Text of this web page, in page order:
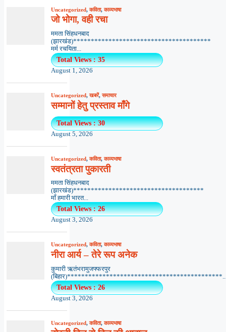
Uncategorized,कविता,काव्यभाषा
जो भोगा, वही रचा
ममता सिंहधनबाद
(झारखंड)***************************************
मर्म रचयिता...
Total Views : 35
August 1, 2026
Uncategorized,खबरें,समाचार
सम्मानों हेतु प्रस्ताव माँगे
Total Views : 30
August 5, 2026
Uncategorized,कविता,काव्यभाषा
स्वतंत्रता पुकारती
ममता सिंहधनबाद
(झारखंड)*************************************
माँ हमारी भारत...
Total Views : 26
August 3, 2026
Uncategorized,कविता,काव्यभाषा
नीरा आर्य – तेरे रूप अनेक
कुमारी ऋतंभरामुजफ्फरपुर
Total Views : 26
August 3, 2026
Uncategorized,कविता,काव्यभाषा